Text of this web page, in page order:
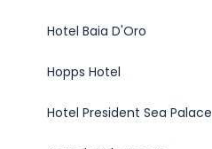
Hotel Baia D'Oro
Hopps Hotel
Hotel President Sea Palace